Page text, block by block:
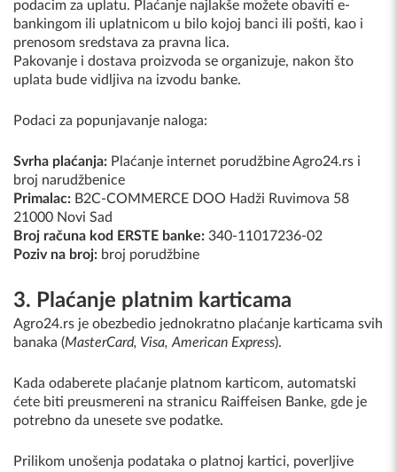
podacim za uplatu. Plaćanje najlakše možete obaviti e-
bankingom ili uplatnicom u bilo kojoj banci ili pošti, kao i
prenosom sredstava za pravna lica.
Pakovanje i dostava proizvoda se organizuje, nakon što
uplata bude vidljiva na izvodu banke.
Podaci za popunjavanje naloga:
Svrha plaćanja: Plaćanje internet porudžbine Agro24.rs i
broj narudžbenice
Primalac: B2C-COMMERCE DOO Hadži Ruvimova 58
21000 Novi Sad
Broj računa kod ERSTE banke: 340-11017236-02
Poziv na broj: broj porudžbine
3. Plaćanje platnim karticama
Agro24.rs je obezbedio jednokratno plaćanje karticama svih
banaka (MasterCard, Visa, American Express).
Kada odaberete plaćanje platnom karticom, automatski
ćete biti preusmereni na stranicu Raiffeisen Banke, gde je
potrebno da unesete sve podatke.
Prilikom unošenja podataka o platnoj kartici, poverljive